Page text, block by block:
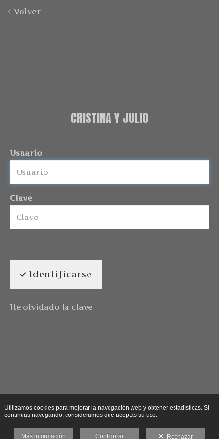
Volver
CRISTINA Y JULIO
Usuario
Clave
Identificarse
He olvidado la clave
Utilizamos cookies para mejorar la navegación web y obtener estadísticas. Si
continuas navegando, consideramos que aceptas su uso.
Más información Configurar Rechazar